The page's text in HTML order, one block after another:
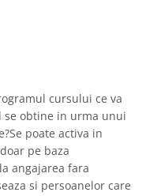
cursului ce va
se obtine in urma unui
poate activa in
pe baza
angajarea fara
si persoanelor care